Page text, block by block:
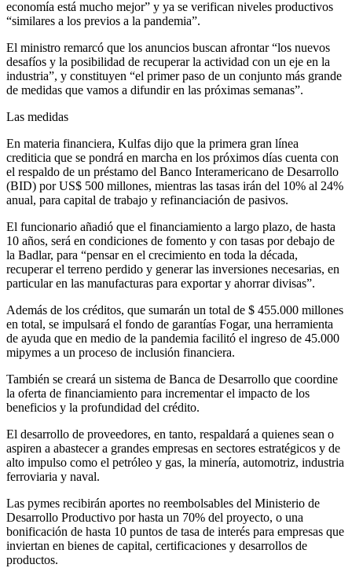
economía está mucho mejor” y ya se verifican niveles productivos
“similares a los previos a la pandemia”.
El ministro remarcó que los anuncios buscan afrontar “los nuevos
desafíos y la posibilidad de recuperar la actividad con un eje en la
industria”, y constituyen “el primer paso de un conjunto más grande
de medidas que vamos a difundir en las próximas semanas”.
Las medidas
En materia financiera, Kulfas dijo que la primera gran línea
crediticia que se pondrá en marcha en los próximos días cuenta con
el respaldo de un préstamo del Banco Interamericano de Desarrollo
(BID) por US$ 500 millones, mientras las tasas irán del 10% al 24%
anual, para capital de trabajo y refinanciación de pasivos.
El funcionario añadió que el financiamiento a largo plazo, de hasta
10 años, será en condiciones de fomento y con tasas por debajo de
la Badlar, para “pensar en el crecimiento en toda la década,
recuperar el terreno perdido y generar las inversiones necesarias, en
particular en las manufacturas para exportar y ahorrar divisas”.
Además de los créditos, que sumarán un total de $ 455.000 millones
en total, se impulsará el fondo de garantías Fogar, una herramienta
de ayuda que en medio de la pandemia facilitó el ingreso de 45.000
mipymes a un proceso de inclusión financiera.
También se creará un sistema de Banca de Desarrollo que coordine
la oferta de financiamiento para incrementar el impacto de los
beneficios y la profundidad del crédito.
El desarrollo de proveedores, en tanto, respaldará a quienes sean o
aspiren a abastecer a grandes empresas en sectores estratégicos y de
alto impulso como el petróleo y gas, la minería, automotriz, industria
ferroviaria y naval.
Las pymes recibirán aportes no reembolsables del Ministerio de
Desarrollo Productivo por hasta un 70% del proyecto, o una
bonificación de hasta 10 puntos de tasa de interés para empresas que
inviertan en bienes de capital, certificaciones y desarrollos de
productos.